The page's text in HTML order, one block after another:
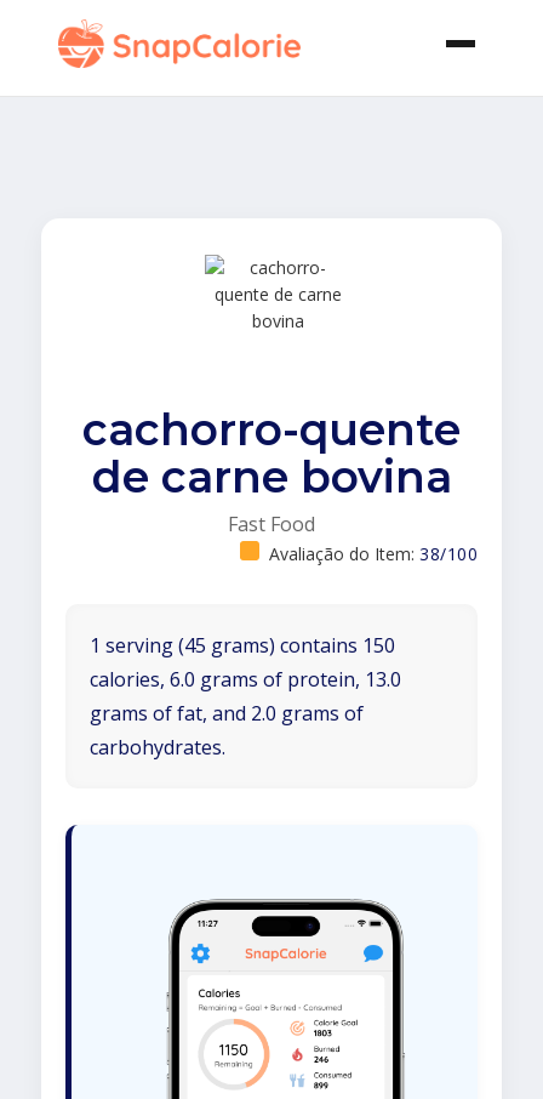
cachorro-quente
de carne bovina
Fast Food
Avaliação do Item: 38/100
1 serving (45 grams) contains 150
calories, 6.0 grams of protein, 13.0
grams of fat, and 2.0 grams of
carbohydrates.